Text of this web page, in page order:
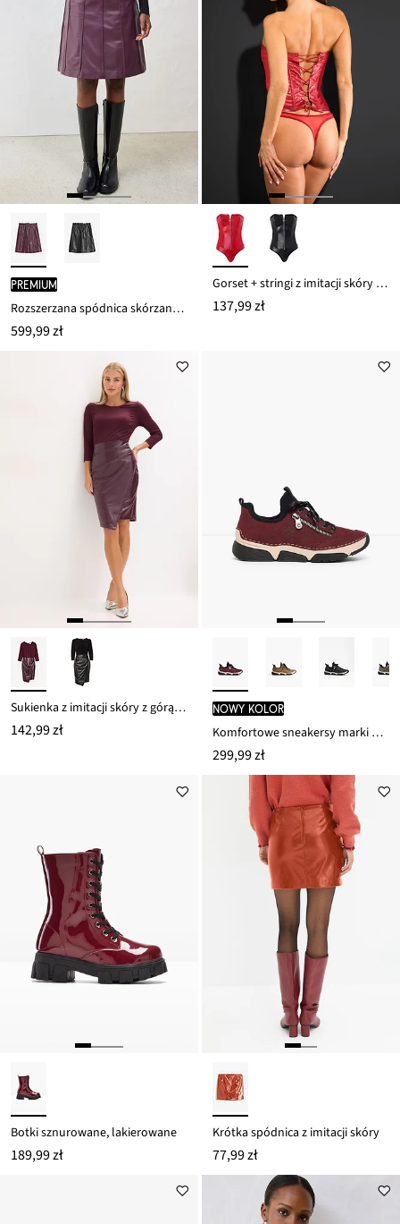
PREMIUM
Rozszerzana spódnica skórzana ze skóry jagnięcej nappa
599,99 zł
Gorset + stringi z imitacji skóry (komplet 2-częściowy)
137,99 zł
Sukienka z imitacji skóry z górą z dżerseju
142,99 zł
nowy kolor
Komfortowe sneakersy marki Rieker z wyściełaną wkładką
299,99 zł
Botki sznurowane, lakierowane
189,99 zł
Krótka spódnica z imitacji skóry
77,99 zł